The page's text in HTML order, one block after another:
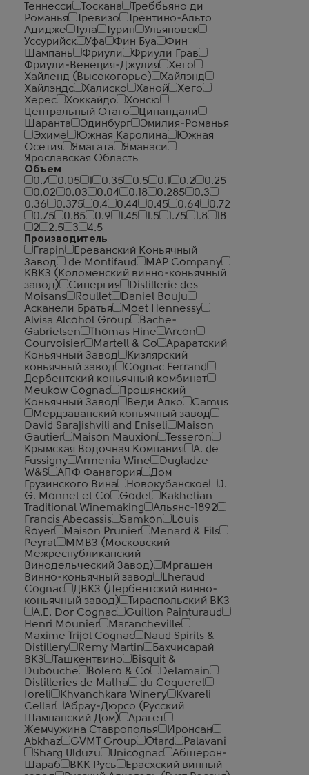
Теннесси
Тоскана
Треббьяно ди
Романья
Тревизо
Трентино-Альто
Адидже
Тула Турин
Ульяновск
Уссурийск
Уфа Фин Буа
Фин
Шампань
Фриули
Фриули Грав
Фриули-Венеция-Джулия
Хёго
Хайленд (Высокогорье)
Хайлэнд
Хайлэндс
Халиско Ханой
Хего
Херес
Хоккайдо
Хонсю
Центральный Отаго
Цинандали
Шаранта
Эдинбург
Эмилия-Романья
Эхиме
Южная Каролина
Южная
Осетия
Ямагата
Яманаси
Ярославская Область
Объем
0.7
0.05 0.35 0.5 0.1 0.2
0.25
0.02
0.03 0.04 0.18 0.285
0.3
0.36
0.375 0.4 0.44 0.45 0.64
0.72
0.75
0.85 0.9 1.45 1.5 1.75 1.8
18
2
2.5 3
4.5
Производитель
Frapin
Ереванский Коньячный
Завод
de Montifaud
MAP Company
КВКЗ (Коломенский винно-коньячный
завод)
Синергия
Distillerie des
Moisans
Roullet
Daniel Bouju
Асканели Братья
Moet Hennessy
Alvisa Alcohol Group
Bache-
Gabrielsen
Thomas Hine
Arcon
Courvoisier
Martell & Co
Араратский
Коньячный Завод
Кизлярский
коньячный завод
Cognac Ferrand
Дербентский коньячный комбинат
Meukow Cognac
Прошянский
Коньячный Завод
Веди Алко
Camus
Мердзаванский коньячный завод
David Sarajishvili and Eniseli
Maison
Gautier
Maison Mauxion
Tesseron
Крымская Водочная Компания
A. de
Fussigny
Armenia Wine
Dugladze
W&S
АПФ Фанагория
Дом
Грузинского Вина
Новокубанское
J.
G. Monnet et Co
Godet
Kakhetian
Traditional Winemaking
Альянс-1892
Francis Abecassis
Samkon
Louis
Royer
Maison Prunier
Menard & Fils
Peyrat
ММВЗ (Московский
Межреспубликанский
Винодельческий Завод)
Мргашен
Винно-коньячный завод
Lheraud
Cognac
ДВКЗ (Дербентский винно-
коньячный завод)
Тираспольский ВКЗ
A.E. Dor Cognac
Guillon Painturaud
Henri Mounier
Marancheville
Maxime Trijol Cognac
Naud Spirits &
Distillery
Remy Martin
Бахчисарай
ВКЗ
Ташкентвино
Bisquit &
Dubouche
Bolero & Co
Delamain
Distilleries de Matha
du Coquerel
Ioreli
Khvanchkara Winery
Kvareli
Cellar
Абрау-Дюрсо (Русский
Шампанский Дом)
Арагет
Жемчужина Ставрополья
Иронсан
Abkhaz
GVMT Group Otard
Palavani
Sharg Ulduzu
Unicognac
Абшерон-
Шараб
ВКК Русь
Ерасхский винный